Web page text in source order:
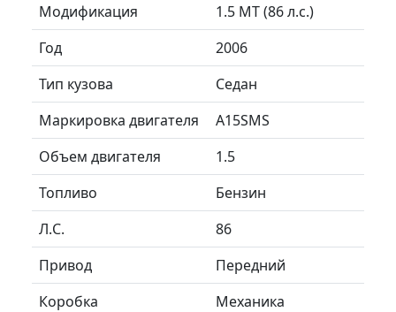
Модификация
1.5 MT (86 л.с.)
Год
2006
Тип кузова
Седан
Маркировка двигателя
A15SMS
Объем двигателя
1.5
Топливо
Бензин
Л.C.
86
Привод
Передний
Коробка
Механика